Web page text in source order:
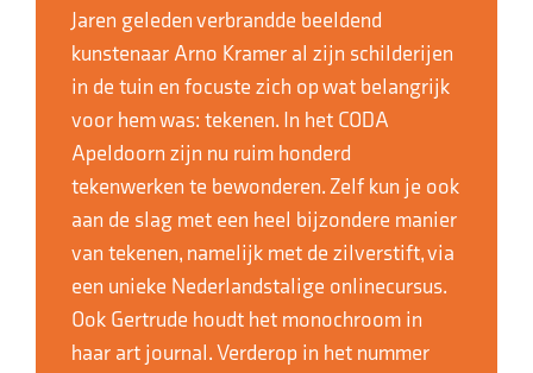
Jaren geleden verbrandde beeldend
kunstenaar Arno Kramer al zijn schilderijen
in de tuin en focuste zich op wat belangrijk
voor hem was: tekenen. In het CODA
Apeldoorn zijn nu ruim honderd
tekenwerken te bewonderen. Zelf kun je ook
aan de slag met een heel bijzondere manier
van tekenen, namelijk met de zilverstift, via
een unieke Nederlandstalige onlinecursus.
Ook Gertrude houdt het monochroom in
haar art journal. Verderop in het nummer